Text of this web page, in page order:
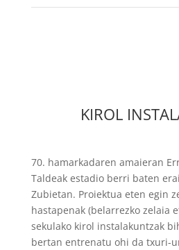
KIROL
70. hamarkadaren amaieran
Taldeak estadio berri baten
Zubietan. Proiektua eten egin
hastapenak (belarrezko zelaia
sekulako kirol instalakuntzak
bertan entrenatu ohi da txuri-